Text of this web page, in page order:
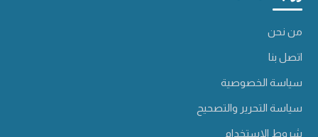
من نحن
اتصل بنا
سياسة الخصوصية
سياسة التحرير والتصحيح
شروط الاستخدام